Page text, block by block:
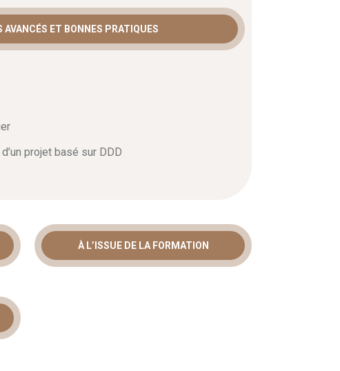
S’inscrire à ce cursus, c’est garantir le succès
AVANCÉS ET BONNES PRATIQUES
projet basé sur DDD
À L’ISSUE DE LA FORMATION